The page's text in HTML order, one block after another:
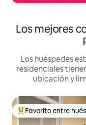
Los mejores
Los huéspedes
residenciales
ubicación y
De los mejores en
Favorito entre